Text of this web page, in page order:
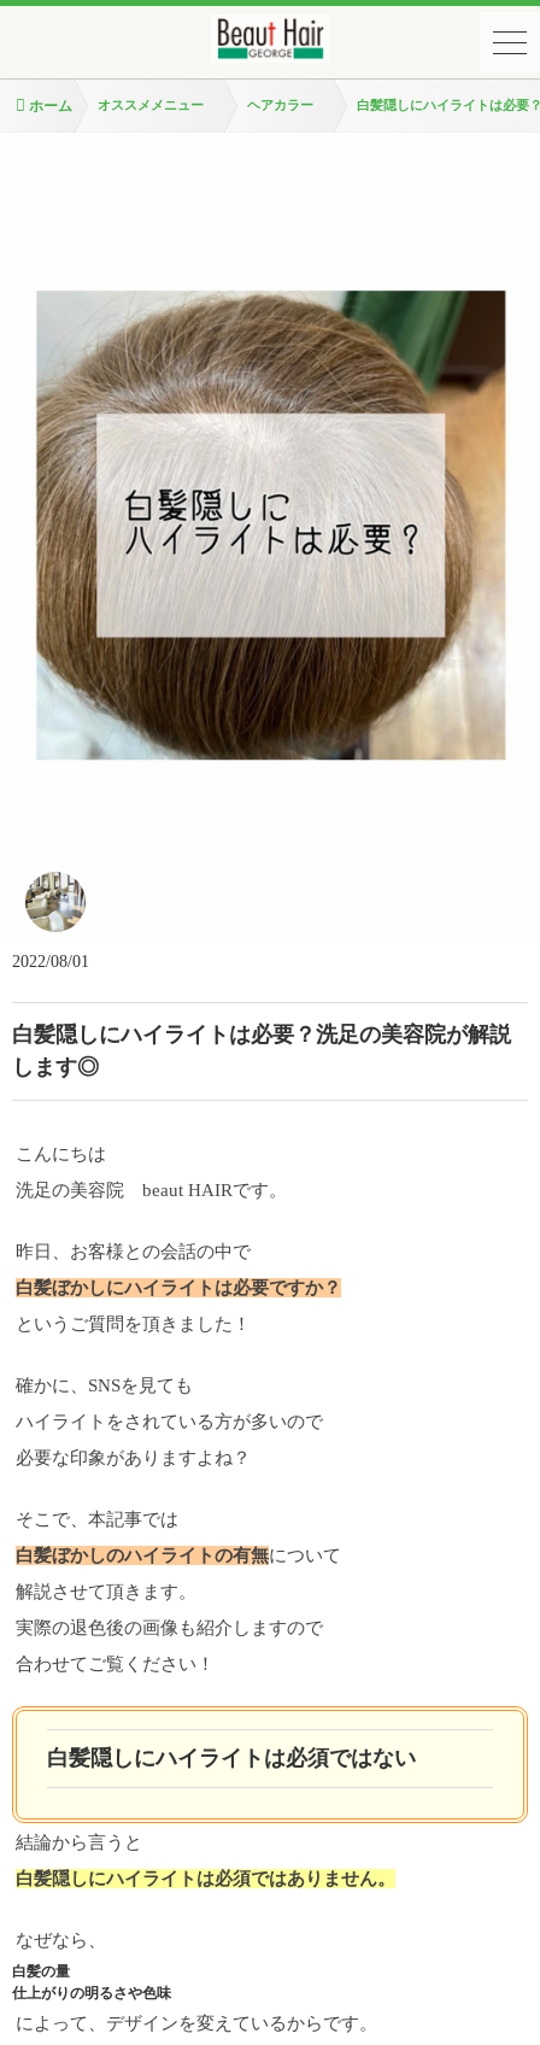
ホーム オススメメニュー ヘアカラー 白髪隠しにハイライトは必要
2022/08/01
白髪隠しにハイライトは必要？洗足の美容院が解説
します◎
こんにちは
洗足の美容院 beaut HAIRです。
昨日、お客様との会話の中で
白髪ぼかしにハイライトは必要ですか？
というご質問を頂きました！
確かに、SNSを見ても
ハイライトをされている方が多いので
必要な印象がありますよね？
そこで、本記事では
白髪ぼかしのハイライトの有無について
解説させて頂きます。
実際の退色後の画像も紹介しますので
合わせてご覧ください！
白髪隠しにハイライトは必須ではない
結論から言うと
白髪隠しにハイライトは必須ではありません。
なぜなら、
白髪の量
仕上がりの明るさや色味
によって、デザインを変えているからです。